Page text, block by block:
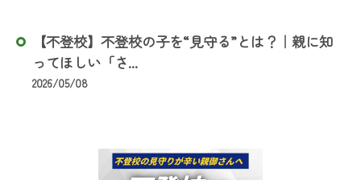
【不登校】不登校の子を“見守る”とは？｜親に知
ってほしい「さ...
2026/05/08